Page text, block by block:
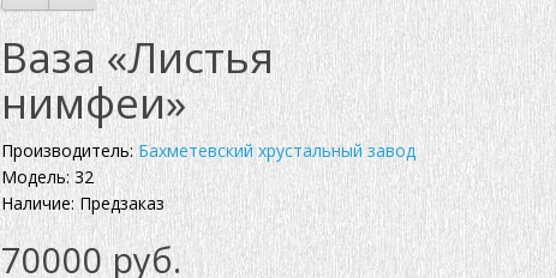
Ваза «Листья
нимфеи»
Производитель:Бахметевский хрустальный завод
Модель: 32
Наличие: Предзаказ
70000 руб.